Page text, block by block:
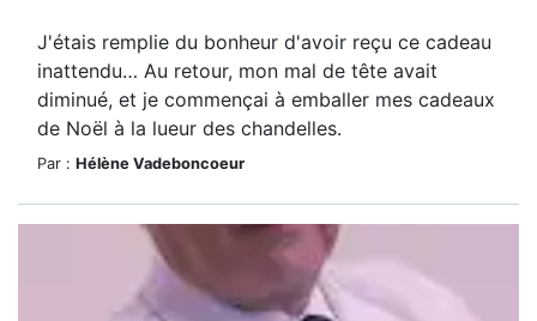
J'étais remplie du bonheur d'avoir reçu ce cadeau
inattendu… Au retour, mon mal de tête avait
diminué, et je commençai à emballer mes cadeaux
de Noël à la lueur des chandelles.
Par : Hélène Vadeboncoeur